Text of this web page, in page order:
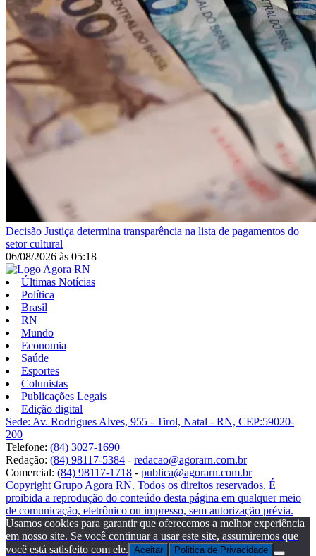
Decisão Justiça determina transparência na lista de pagamentos do
setor cultural
06/08/2026 às 05:18
Últimas Notícias
Política
Brasil
RN
Mundo
Economia
Saúde
Esportes
Colunistas
Publicações Legais
Edição digital
Sede: Av. Rodrigues Alves, 955 - Tirol, Natal - RN, CEP:59020-
200
Telefone: (84) 3027-1690
Redação: (84) 98117-5384 - redacao@agorarn.com.br
Comercial: (84) 98117-1718 - publica@agorarn.com.br
Copyright Grupo Agora RN. Todos os direitos reservados. É
proibida a reprodução do conteúdo desta página em qualquer meio
de comunicação, eletrônico ou impresso, sem autorização prévia.
Usamos cookies para garantir que oferecemos a melhor experiência
em nosso site. Se você continuar a usar este site, assumiremos que
você está satisfeito com ele. Aceitar Politica de Privacidade